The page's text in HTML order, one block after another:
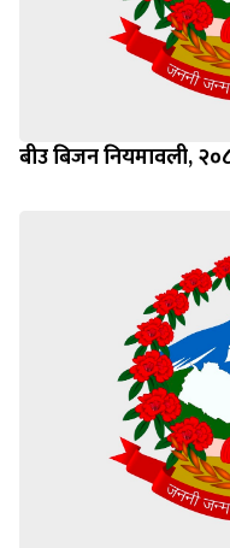
बीउ बिजन नियमावली,